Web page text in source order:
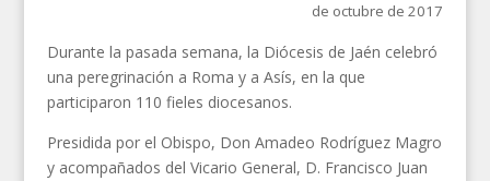
de octubre de 2017
Durante la pasada semana, la Diócesis de Jaén celebró
una peregrinación a Roma y a Asís, en la que
participaron 110 fieles diocesanos.
Presidida por el Obispo, Don Amadeo Rodríguez Magro
y acompañados del Vicario General, D. Francisco Juan